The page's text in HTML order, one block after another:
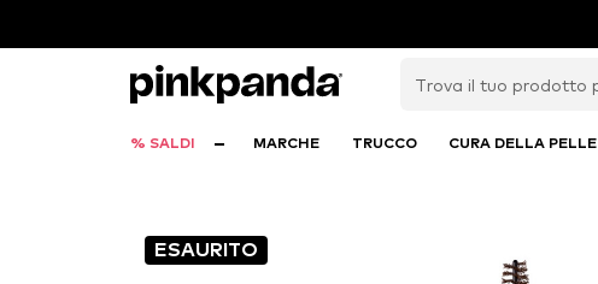
% SALDI MARCHE TRUCCO CURA DELLA PELLE
ESAURITO